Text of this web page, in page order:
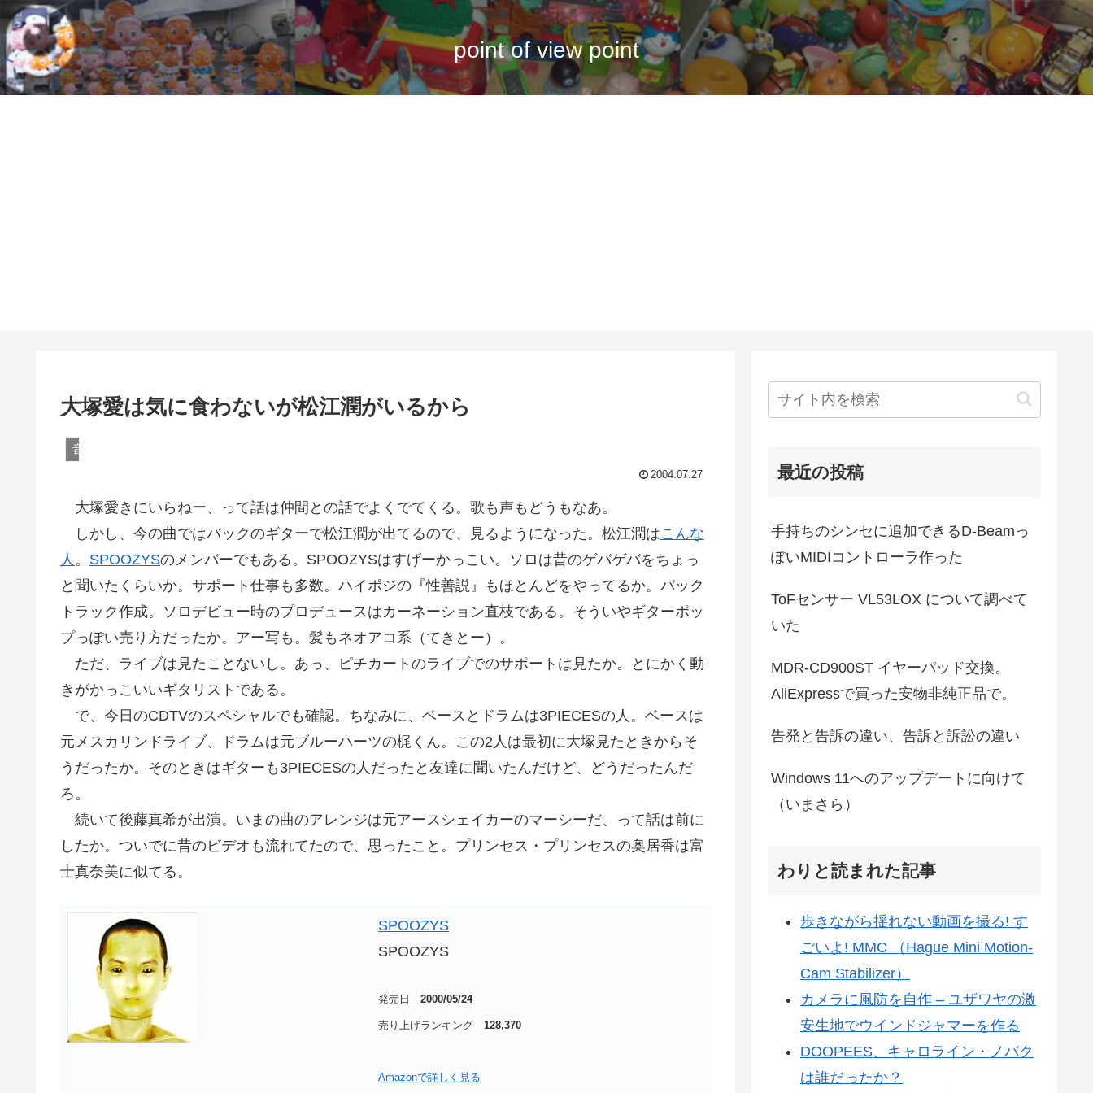
point of view point
大塚愛は気に食わないが松江潤がいるから
音楽
2004.07.27
大塚愛きにいらねー、って話は仲間との話でよくでてくる。歌も声もどうもなあ。
しかし、今の曲ではバックのギターで松江潤が出てるので、見るようになった。松江潤はこんな
人 。 SPOOZYSのメンバーでもある。SPOOZYSはすげーかっこい。ソロは昔のゲバゲバをちょっ
と聞いたくらいか。サポート仕事も多数。ハイポジの『性善説』もほとんどをやってるか。バック
トラック作成。ソロデビュー時のプロデュースはカーネーション直枝である。そういやギターポッ
プっぽい売り方だったか。アー写も。髪もネオアコ系（てきとー）。
ただ、ライブは見たことないし。あっ、ピチカートのライブでのサポートは見たか。とにかく動
きがかっこいいギタリストである。
で、今日のCDTVのスペシャルでも確認。ちなみに、ベースとドラムは3PIECESの人。ベースは
元メスカリンドライブ、ドラムは元ブルーハーツの梶くん。この2人は最初に大塚見たときからそ
うだったか。そのときはギターも3PIECESの人だったと友達に聞いたんだけど、どうだったんだ
ろ。
続いて後藤真希が出演。いまの曲のアレンジは元アースシェイカーのマーシーだ、って話は前に
したか。ついでに昔のビデオも流れてたので、思ったこと。プリンセス・プリンセスの奥居香は富
士真奈美に似てる。
SPOOZYS
SPOOZYS
発売日 2000/05/24
売り上げランキング 128,370
Amazonで詳しく見る
最近の投稿
手持ちのシンセに追加できるD-Beamっ
ぽいMIDIコントローラ作った
ToFセンサー VL53LOX について調べて
いた
MDR-CD900ST イヤーパッド交換。
AliExpressで買った安物非純正品で。
告発と告訴の違い、告訴と訴訟の違い
Windows 11へのアップデートに向けて
（いまさら）
わりと読まれた記事
歩きながら揺れない動画を撮る! す
ごいよ! MMC （Hague Mini Motion-
Cam Stabilizer）
カメラに風防を自作 – ユザワヤの激
安生地でウインドジャマーを作る
DOOPEES、キャロライン・ノバク
は誰だったか？